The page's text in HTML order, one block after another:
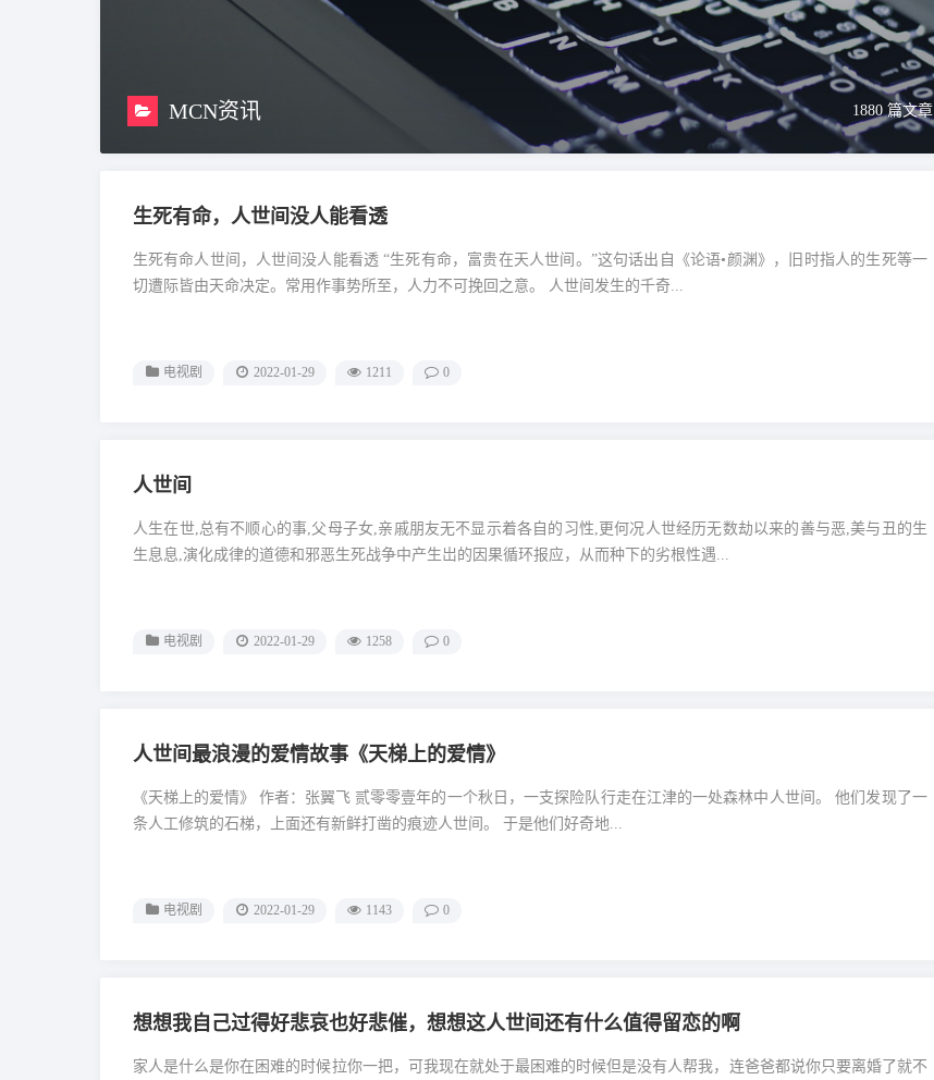
MCN资讯 1880 篇文章
生死有命，人世间没人能看透
生死有命人世间，人世间没人能看透 “生死有命，富贵在天人世间。”这句话出自《论语•颜渊》，旧时指人的生死等一
切遭际皆由天命决定。常用作事势所至，人力不可挽回之意。 人世间发生的千奇...
电视剧 2022-01-29 1211 0
人世间
人生在世,总有不顺心的事,父母子女,亲戚朋友无不显示着各自的习性,更何况人世经历无数劫以来的善与恶,美与丑的生
生息息,演化成律的道德和邪恶生死战争中产生岀的因果循环报应，从而种下的劣根性遇...
电视剧 2022-01-29 1258 0
人世间最浪漫的爱情故事《天梯上的爱情》
《天梯上的爱情》 作者：张翼飞 贰零零壹年的一个秋日，一支探险队行走在江津的一处森林中人世间。 他们发现了一
条人工修筑的石梯，上面还有新鲜打凿的痕迹人世间。 于是他们好奇地...
电视剧 2022-01-29 1143 0
想想我自己过得好悲哀也好悲催，想想这人世间还有什么值得留恋的啊
家人是什么是你在困难的时候拉你一把，可我现在就处于最困难的时候但是没有人帮我，连爸爸都说你只要离婚了就不